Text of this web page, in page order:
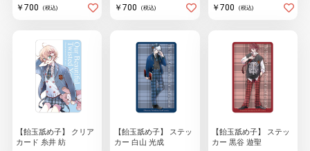
￥700 (税込) ￥700 (税込) ￥700 (税込)
【飴玉舐め子】 クリア
カード 糸井 紡
【飴玉舐め子】 ステッ
カー 白山 光成
【飴玉舐め子】 ステッ
カー 黒谷 遊聖